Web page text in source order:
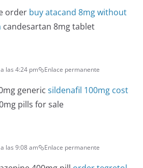
order buy atacand 8mg without
candesartan 8mg tablet
las 4:24 pm Enlace permanente
generic sildenafil 100mg cost
pills for sale
las 9:08 am Enlace permanente